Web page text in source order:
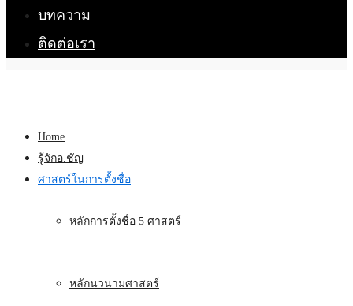
บทความ
ติดต่อเรา
Home
รู้จักอ.ชัญ
ศาสตร์ในการตั้งชื่อ
หลักการตั้งชื่อ 5 ศาสตร์
หลักนวนามศาสตร์